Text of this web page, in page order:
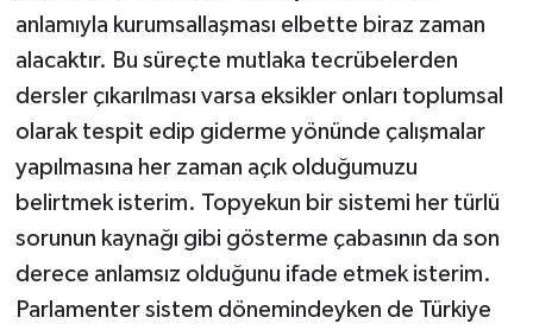
anlamıyla kurumsallaşması elbette biraz zaman
alacaktır. Bu süreçte mutlaka tecrübelerden
dersler çıkarılması varsa eksikler onları toplumsal
olarak tespit edip giderme yönünde çalışmalar
yapılmasına her zaman açık olduğumuzu
belirtmek isterim. Topyekun bir sistemi her türlü
sorunun kaynağı gibi gösterme çabasının da son
derece anlamsız olduğunu ifade etmek isterim.
Parlamenter sistem dönemindeyken de Türkiye